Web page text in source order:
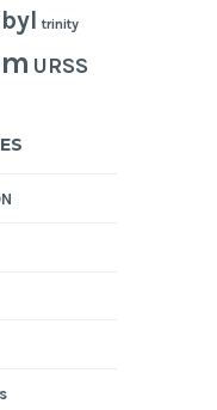
trinity
URSS